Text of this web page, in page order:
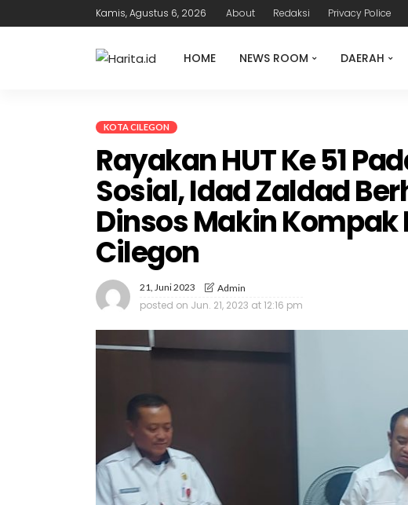
Kamis, Agustus 6, 2026 About Redaksi Privacy Police
HOME NEWS ROOM DAERAH
KOTA CILEGON
Rayakan HUT Ke 51
Sosial, Idad Zaldad
Dinsos Makin Kompak
Cilegon
21, Juni 2023 Admin
posted on Jun. 21, 2023 at 12:16 pm